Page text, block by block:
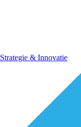
Strategie & Innovatie